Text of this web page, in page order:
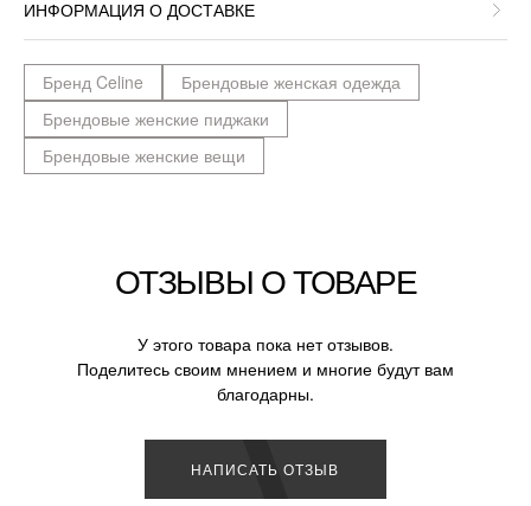
ИНФОРМАЦИЯ О ДОСТАВКЕ
Бренд Celine
Брендовые женская одежда
Брендовые женские пиджаки
Брендовые женские вещи
ОТЗЫВЫ О ТОВАРЕ
У этого товара пока нет отзывов.
Поделитесь своим мнением и многие будут вам
благодарны.
НАПИСАТЬ ОТЗЫВ